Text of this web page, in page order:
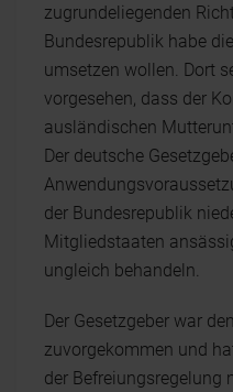
zugrundeliegenden
Bundesrepublik habe
umsetzen wollen. Dort
vorgesehen, dass der
ausländischen
Der deutsche
der Bundesrepublik
Mitgliedstaaten
ungleich behandeln.
Der Gesetzgeber war
zuvorgekommen und
der Befreiungsregelung